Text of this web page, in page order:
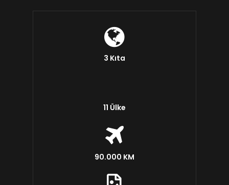
3 Kıta
11 Ülke
90.000 KM